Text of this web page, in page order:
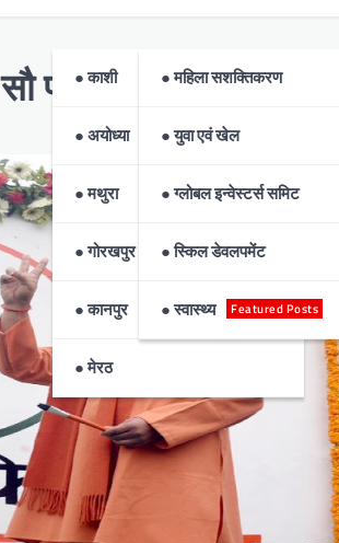
● काशी
● अयोध्या
● मथुरा
● गोरखपुर
● कानपुर
● मेरठ
● महिला सशक्तिकरण
● युवा एवं खेल
● ग्लोबल इन्वेस्टर्स समिट
● स्किल डेवलपमेंट
● स्वास्थ्य Featured Posts
पार : सीएम योगी